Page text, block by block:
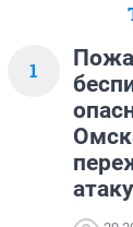
1